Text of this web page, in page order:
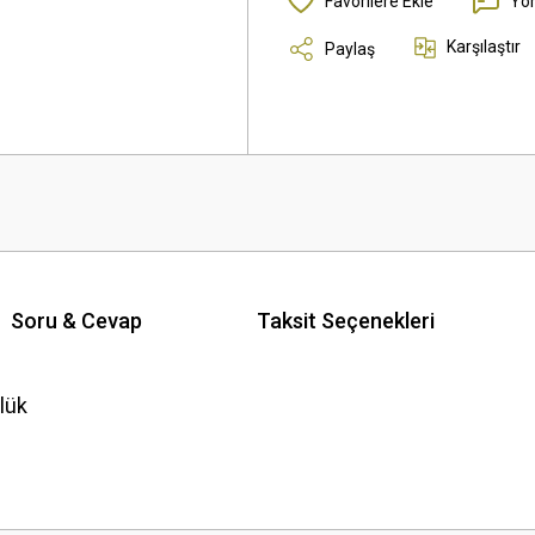
Paylaş Karşılaştır
Soru & Cevap Taksit Seçenekleri